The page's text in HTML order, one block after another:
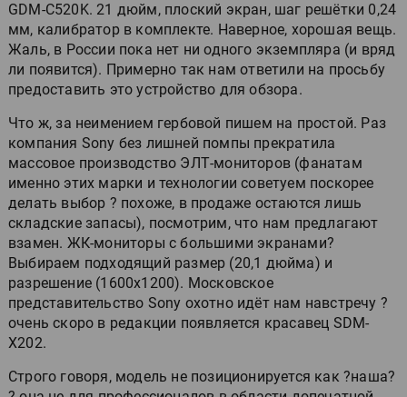
GDM-C520K. 21 дюйм, плоский экран, шаг решётки 0,24
мм, калибратор в комплекте. Наверное, хорошая вещь.
Жаль, в России пока нет ни одного экземпляра (и вряд
ли появится). Примерно так нам ответили на просьбу
предоставить это устройство для обзора.
Что ж, за неимением гербовой пишем на простой. Раз
компания Sony без лишней помпы прекратила
массовое производство ЭЛТ-мониторов (фанатам
именно этих марки и технологии советуем поскорее
делать выбор ? похоже, в продаже остаются лишь
складские запасы), посмотрим, что нам предлагают
взамен. ЖК-мониторы с большими экранами?
Выбираем подходящий размер (20,1 дюйма) и
разрешение (1600х1200). Московское
представительство Sony охотно идёт нам навстречу ?
очень скоро в редакции появляется красавец SDM-
X202.
Строго говоря, модель не позиционируется как ?наша?